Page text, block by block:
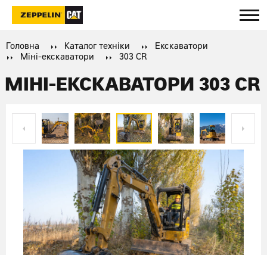
Головна Каталог техніки
Екскаватори
Міні-екскаватори
303 CR
МІНІ-ЕКСКАВАТОРИ 303 CR